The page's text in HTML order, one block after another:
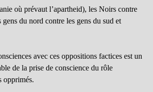
où prévaut l’apartheid), les Noirs contre
gens du nord contre les gens du sud et
avec ces oppositions factices est un
de la prise de conscience du rôle
opprimés.